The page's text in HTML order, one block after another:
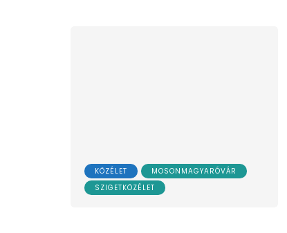
KÖZÉLET
MOSONMAGYARÓVÁR
SZIGETKÖZÉLET